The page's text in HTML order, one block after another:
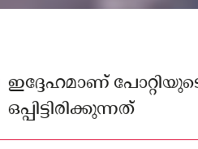
ഇദ്ദേഹമാണ്
ഒപ്പിട്ടിരിക്കുന്നത്